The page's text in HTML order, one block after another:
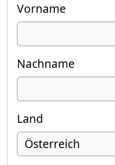
Vorname
Nachname
Land